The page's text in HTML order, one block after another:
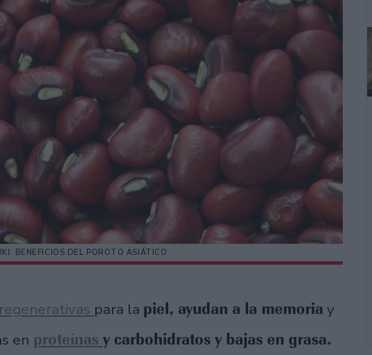
BENEFICIOS DEL POROTO ASIÁTICO
para la piel, ayudan a la memoria y
en proteínas y carbohidratos y bajas en grasa.